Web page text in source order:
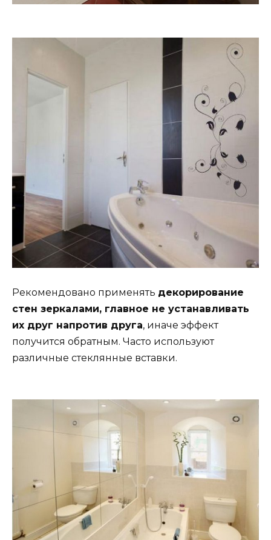
Рекомендовано применять декорирование
стен зеркалами, главное не устанавливать
их друг напротив друга, иначе эффект
получится обратным. Часто используют
различные стеклянные вставки.